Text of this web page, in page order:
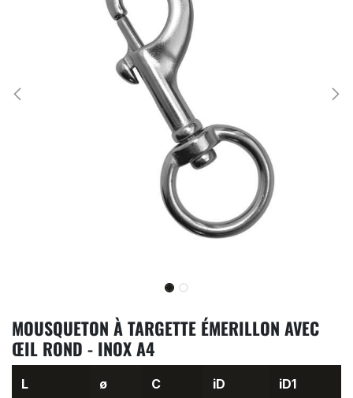
MOUSQUETON À TARGETTE ÉMERILLON AVEC
ŒIL ROND - INOX A4
L ø C iD iD1